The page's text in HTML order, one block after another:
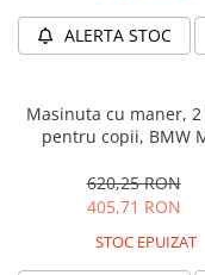
ALERTA STOC
Masinuta cu maner, 2
pentru copii, BMW
620,25 RON
405,71 RON
STOC EPUIZAT